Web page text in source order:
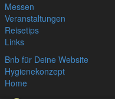
Messen
Veranstaltungen
Reisetips
Links
Bnb für Deine Website
Hygienekonzept
Home